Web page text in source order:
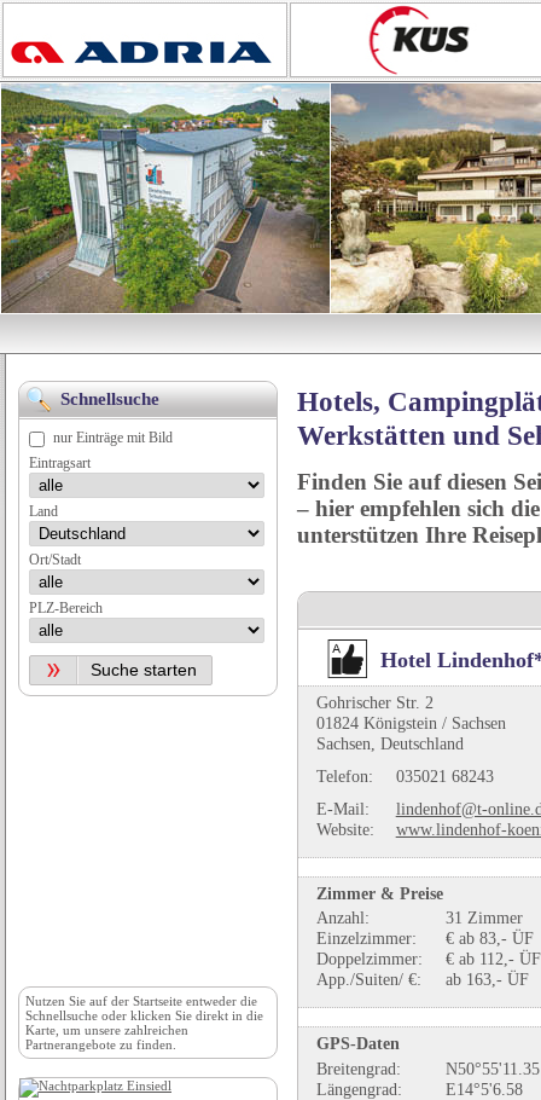
Hotels,
Werkstätten und
Finden Sie auf diesen
– hier empfehlen sich
unterstützen Ihre
Hotel
Gohrischer Str. 2
01824 Königstein / Sachsen
Sachsen, Deutschland
Telefon:
035021 68243
E-Mail:
lindenhof@t-
Website:
www.lindenhof-
Zimmer & Preise
Anzahl:
31 Zimmer
Einzelzimmer:
€ ab 83,- ÜF
Doppelzimmer:
€ ab 112,- ÜF
App./Suiten/ €:
ab 163,- ÜF
GPS-Daten
Breitengrad:
N50°55'11.35
Längengrad:
E14°5'6.58
Schnellsuche
nur Einträge mit Bild
Eintragsart
Land
Ort/Stadt
PLZ-Bereich
Nutzen Sie auf der Startseite entweder die
Schnellsuche oder klicken Sie direkt in die
Karte, um unsere zahlreichen
Partnerangebote zu finden.